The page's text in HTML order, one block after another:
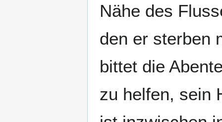
Nähe des
den er sterben
bittet die
zu helfen, sein